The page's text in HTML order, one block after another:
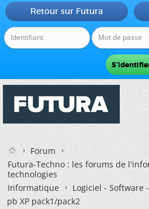
Retour sur Futura
Forum
Futura-Techno : les forums de
technologies
Informatique
Logiciel - Software
pb XP pack1/pack2